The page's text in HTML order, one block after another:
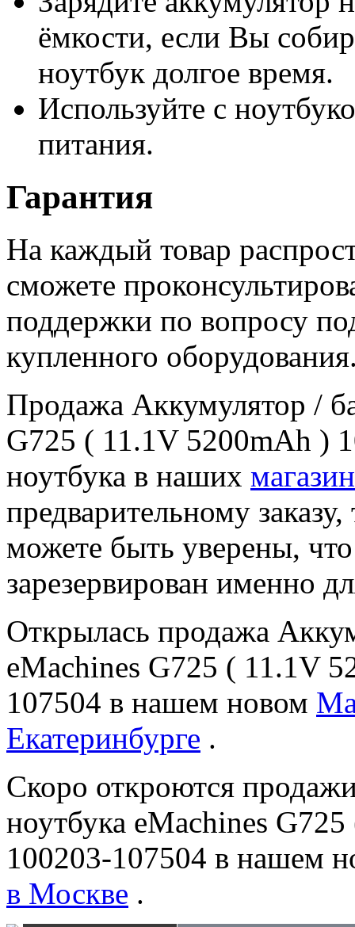
ёмкости, если Вы
ноутбук долгое время.
Используйте с
питания.
Гарантия
На каждый товар
сможете
поддержки по вопросу
купленного
Продажа Аккумулятор /
G725 ( 11.1V 5200mAh )
ноутбука в наших
предварительному
можете быть уверены,
зарезервирован именно
Открылась продажа
eMachines G725 ( 11.1V
107504 в нашем новом
Екатеринбурге .
Скоро откроются
ноутбука eMachines
100203-107504 в нашем
в Москве .